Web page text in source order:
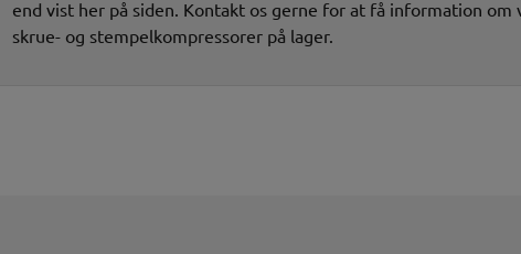
end vist her på siden. Kontakt os gerne for at få information
skrue- og stempelkompressorer på lager.